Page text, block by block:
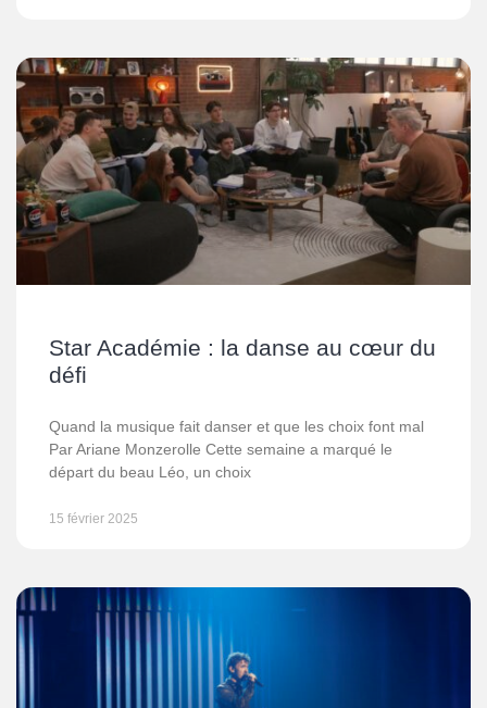
Star Académie : la danse au cœur du
défi
Quand la musique fait danser et que les choix font mal
Par Ariane Monzerolle Cette semaine a marqué le
départ du beau Léo, un choix
15 février 2025